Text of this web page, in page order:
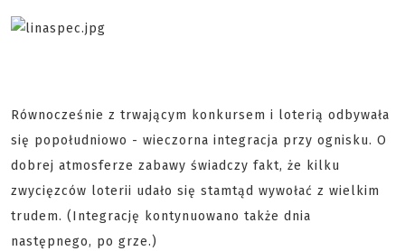
Równocześnie z trwającym konkursem i loterią odbywała
się popołudniowo - wieczorna integracja przy ognisku. O
dobrej atmosferze zabawy świadczy fakt, że kilku
zwycięzców loterii udało się stamtąd wywołać z wielkim
trudem. (Integrację kontynuowano także dnia
następnego, po grze.)